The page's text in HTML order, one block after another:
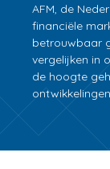
AFM, de
financiële
betrouwbaar
vergelijken in
de hoogte